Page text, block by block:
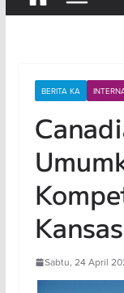
BERITA KA
Sabtu, 24 April